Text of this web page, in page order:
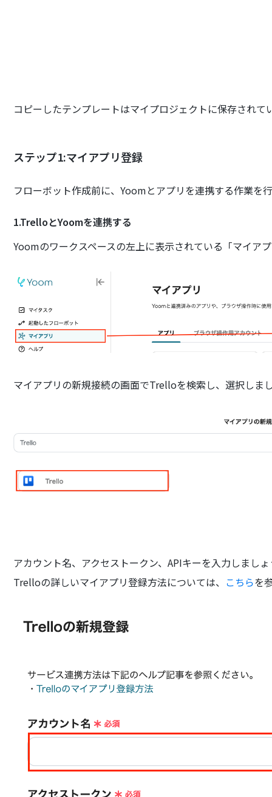
コピーしたテンプレートはマイプロジェクトに保存されて
ステップ1:マイアプリ登録
フローボット作成前に、Yoomとアプリを連携する作業を
1.TrelloとYoomを連携する
Yoomのワークスペースの左上に表示されている「マイ
マイアプリの新規接続の画面でTrelloを検索し、選択しま
アカウント名、アクセストークン、APIキーを入力しまし
Trelloの詳しいマイアプリ登録方法については、 こちらを